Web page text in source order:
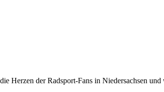
Herzen der Radsport-Fans in Niedersachsen und